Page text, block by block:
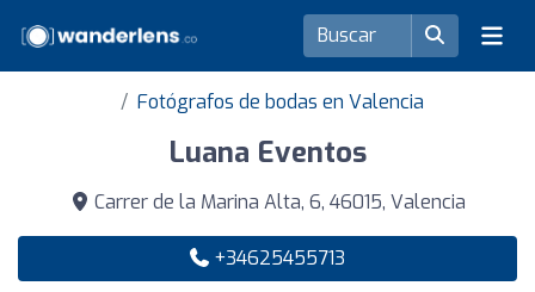
Fotógrafos de bodas en Valencia
Luana Eventos
Carrer de la Marina Alta, 6, 46015, Valencia
+34625455713